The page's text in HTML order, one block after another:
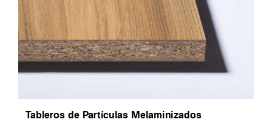
Tableros de Partículas Melaminizados